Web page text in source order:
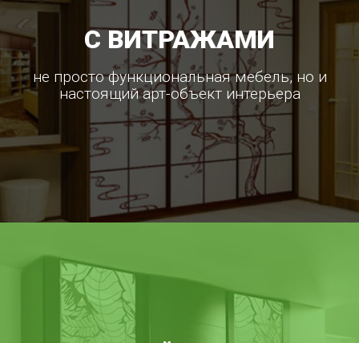
С ВИТРАЖАМИ
не просто функциональная мебель, но и
настоящий арт-объект интерьера